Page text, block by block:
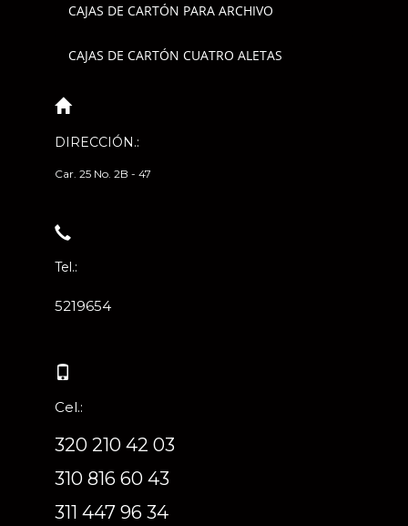
CAJAS DE CARTÓN PARA ARCHIVO
CAJAS DE CARTÓN CUATRO ALETAS
DIRECCIÓN.:
Car. 25 No. 2B - 47
Tel.:
5219654
Cel.:
320 210 42 03
310 816 60 43
311 447 96 34